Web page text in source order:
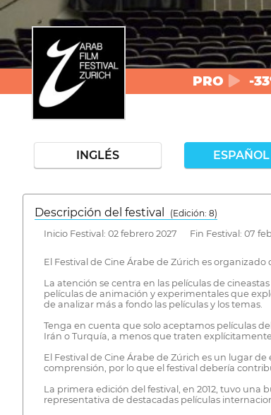
PRO -
INGLÉS ESPAÑOL
Descripción del festival
( Edición: 8)
Inicio Festival: 02 febrero 2027 Fin Festival: 07
El Festival de Cine Árabe de Zúrich es
La atención se centra en las películas de
películas de animación y experimentales que
de analizar más a fondo las películas y los temas.
Tenga en cuenta que solo aceptamos películas
Irán o Turquía, a menos que traten
El Festival de Cine Árabe de Zúrich es un lugar
comprensión, por lo que el festival debería
La primera edición del festival, en 2012, tuvo una
representativa de destacadas películas